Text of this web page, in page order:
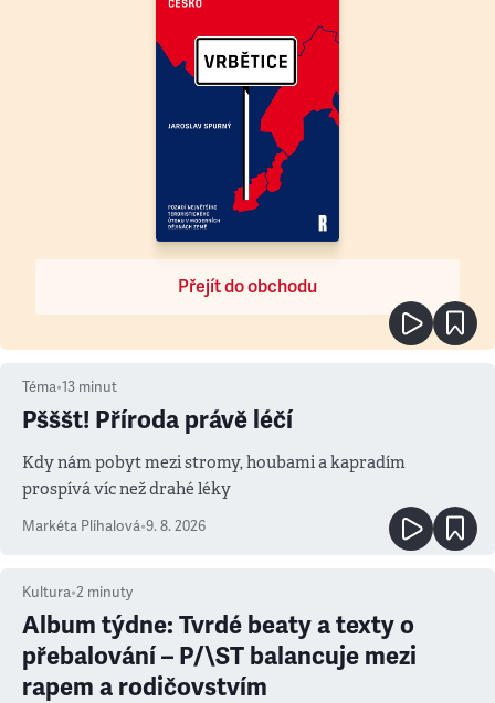
Přejít do obchodu
Téma•13 minut
Pšššt! Příroda právě léčí
Kdy nám pobyt mezi stromy, houbami a kapradím
prospívá víc než drahé léky
Markéta Plíhalová•9. 8. 2026
Kultura•2 minuty
Album týdne: Tvrdé beaty a texty o
přebalování – P/\ST balancuje mezi
rapem a rodičovstvím